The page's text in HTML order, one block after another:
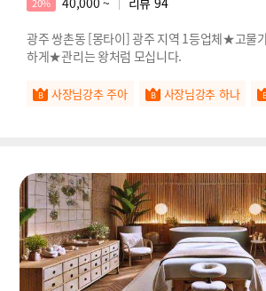
광주 쌍촌동 [몽타이] 광주 지역 1등업체★고물
하게★관리는 왕처럼 모십니다.
사장님강추 주아 사장님강추 하나